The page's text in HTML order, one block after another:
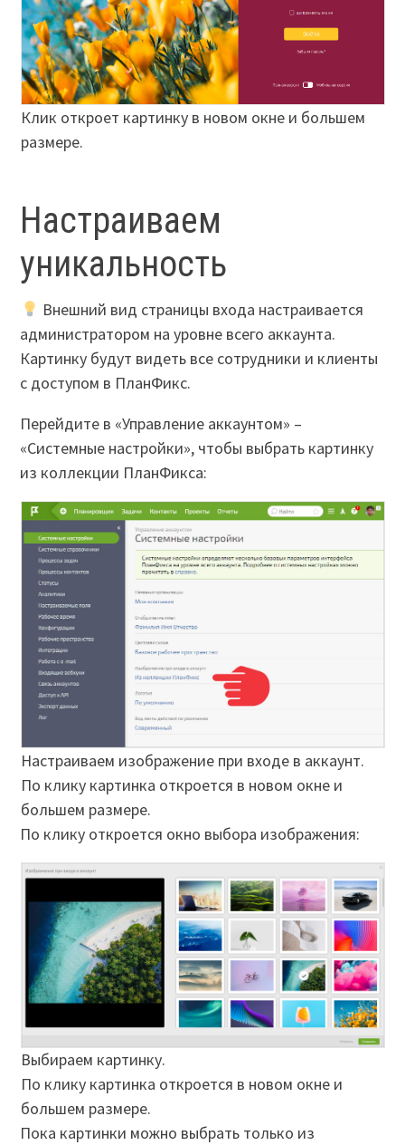
Клик откроет картинку в новом окне и большем
размере.
Настраиваем
уникальность
Внешний вид страницы входа настраивается
администратором на уровне всего аккаунта.
Картинку будут видеть все сотрудники и клиенты
с доступом в ПланФикс.
Перейдите в «Управление аккаунтом» –
«Системные настройки», чтобы выбрать картинку
из коллекции ПланФикса:
Настраиваем изображение при входе в аккаунт.
По клику картинка откроется в новом окне и
большем размере.
По клику откроется окно выбора изображения:
Выбираем картинку.
По клику картинка откроется в новом окне и
большем размере.
Пока картинки можно выбрать только из